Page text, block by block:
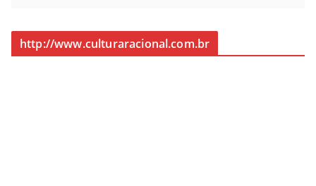
http://www.culturaracional.com.br